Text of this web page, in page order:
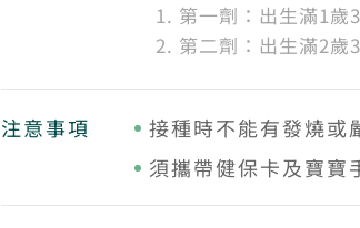
第一劑：出生滿1歲
第二劑：出生滿2歲
注意事項
接種時不能有發燒或
須攜帶健保卡及寶寶